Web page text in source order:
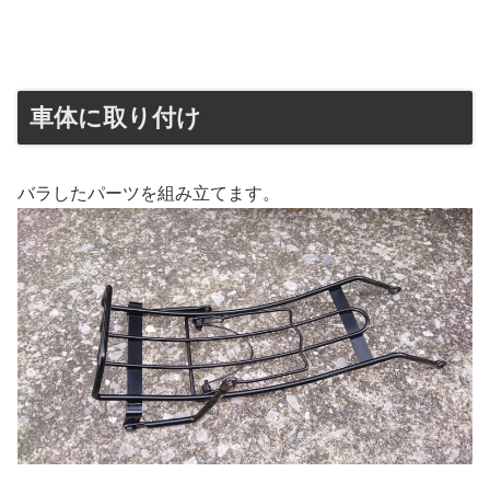
車体に取り付け
バラしたパーツを組み立てます。